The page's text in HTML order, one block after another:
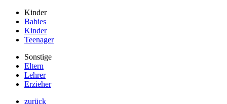
Kinder
Babies
Kinder
Teenager
Sonstige
Eltern
Lehrer
Erzieher
zurück